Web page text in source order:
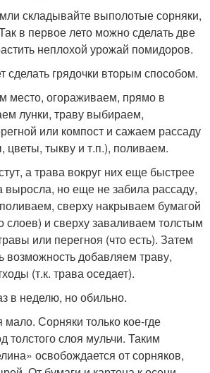
складывайте выполотые сорняки,
в первое лето можно сделать две
неплохой урожай помидоров.
сделать грядочки вторым способом.
место, огораживаем, прямо в
лунки, траву выбираем,
или компост и сажаем рассаду
цветы, тыкву и т.п.), поливаем.
а трава вокруг них еще быстрее
выросла, но еще не забила рассаду,
сверху накрываем бумагой
слоев) и сверху заваливаем толстым
или перегноя (что есть). Затем
возможность добавляем траву,
(т.к. трава оседает).
в неделю, но обильно.
мало. Сорняки только кое-где
толстого слоя мульчи. Таким
освобождается от сорняков,